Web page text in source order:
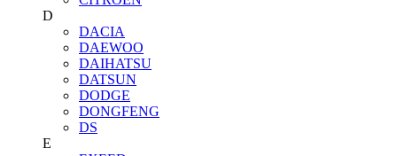
D
DACIA
DAEWOO
DAIHATSU
DATSUN
DODGE
DONGFENG
DS
E